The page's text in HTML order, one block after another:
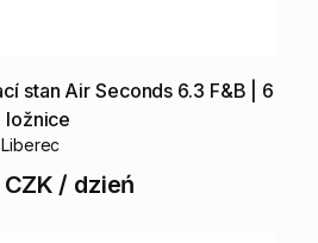
stan Air Seconds 6.3 F&B
6
ložnice
/ dzień